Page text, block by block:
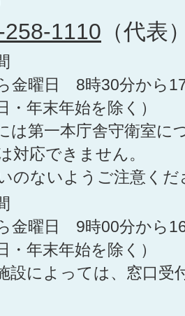
258-1110 （代表
金曜日 8時30分から
・年末年始を除く）
は第一本庁舎守衛室に
対応できません。
のないようご注意くだ
金曜日 9時00分から
・年末年始を除く）
設によっては、窓口受